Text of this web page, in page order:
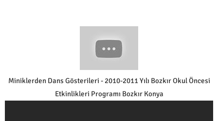
Miniklerden Dans Gösterileri - 2010-2011 Yılı Bozkır Okul Öncesi
Etkinlikleri Programı Bozkır Konya